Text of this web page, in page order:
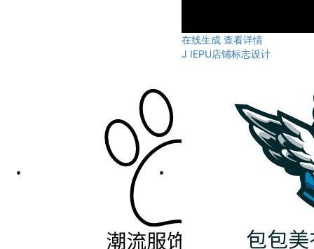
在线生成 查看详情
J IEPU店铺标志设计